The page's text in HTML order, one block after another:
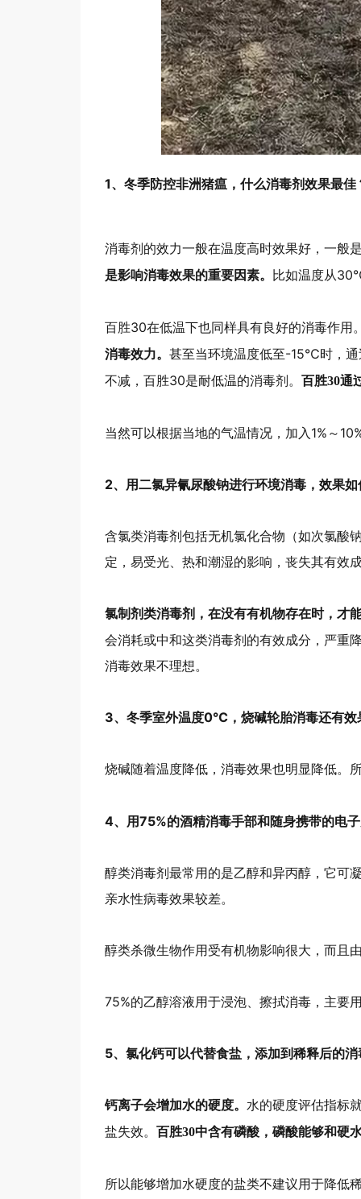
1、冬季防控非洲猪瘟，什么消毒剂效果最佳
消毒剂的效力一般在温度高时效果好，一般
是影响消毒效果的重要因素。 比如温度从
百胜30在低温下也同样具有良好的消毒作
消毒效力。 甚至当环境温度低至-15℃时，通
不减，百胜30是耐低温的消毒剂。 百胜30通
当然可以根据当地的气温情况，加入1%～
2、用二氯异氰尿酸钠进行环境消毒，效果如
含氯类消毒剂包括无机氯化合物（如次氯酸
定，易受光、热和潮湿的影响，丧失其有效
氯制剂类消毒剂，在没有有机物存在时，才
会消耗或中和这类消毒剂的有效成分，严重
消毒效果不理想。
3、冬季室外温度0℃，烧碱轮胎消毒还有效
烧碱随着温度降低，消毒效果也明显降低。
4、用75%的酒精消毒手部和随身携带的电
醇类消毒剂最常用的是乙醇和异丙醇，它可
亲水性病毒效果较差。
醇类杀微生物作用受有机物影响很大，而且
75%的乙醇溶液用于浸泡、擦拭消毒，主要
5、氯化钙可以代替食盐，添加到稀释后的
钙离子会增加水的硬度。 水的硬度评估指标
盐失效。 百胜30中含有磷酸，磷酸能够和硬
所以能够增加水硬度的盐类不建议用于降低